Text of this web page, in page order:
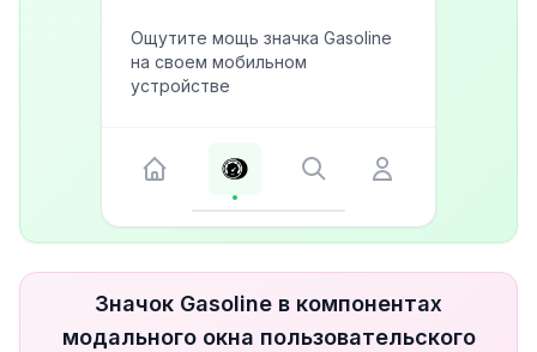
Ощутите мощь значка Gasoline
на своем мобильном
устройстве
Значок Gasoline в компонентах
модального окна пользовательского